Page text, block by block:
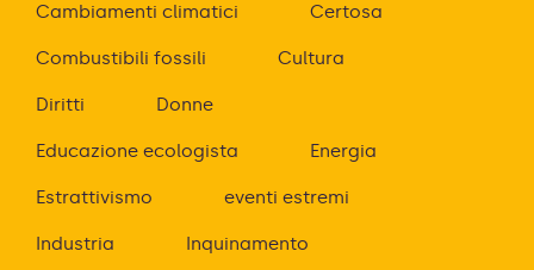
Cambiamenti climatici Certosa
Combustibili fossili Cultura
Diritti Donne
Educazione ecologista Energia
Estrattivismo eventi estremi
Industria Inquinamento